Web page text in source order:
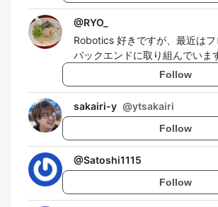
@RYO_
Robotics 好きですが、最近はフ
バックエンドに取り組んでいま
Follow
sakairi-y @ytsakairi
Follow
@Satoshi1115
Follow